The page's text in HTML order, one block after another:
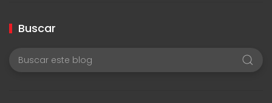
Buscar